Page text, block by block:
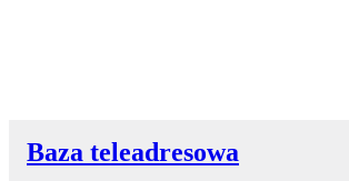
Baza teleadresowa